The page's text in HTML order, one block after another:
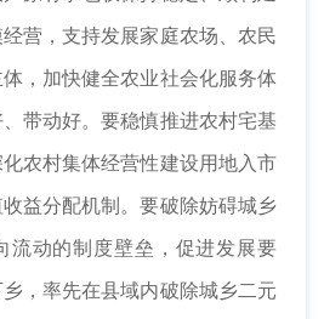
营，支持发展家庭农场、农民
，加快健全农业社会化服务体
带动好。要稳慎推进农村宅基
农村集体经营性建设用地入市
益分配机制。要破除妨碍城乡
流动的制度壁垒，促进发展要
，率先在县域内破除城乡二元